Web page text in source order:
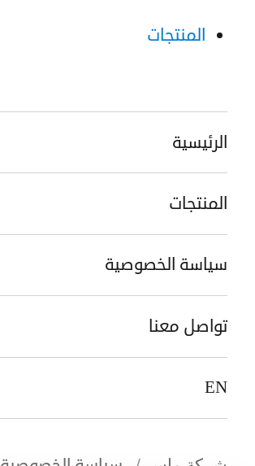
المنتجات
الرئيسية
المنتجات
سياسة الخصوصية
تواصل معنا
EN